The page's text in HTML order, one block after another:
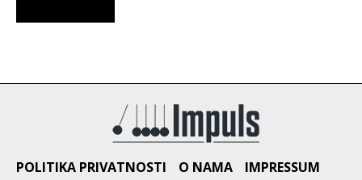
POLITIKA PRIVATNOSTI O NAMA
IMPRESSUM